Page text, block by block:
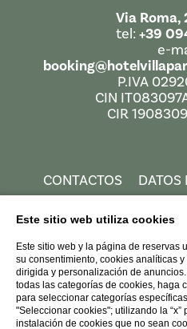
Via Roma,
tel: +39
e-
P.IVA
CIN
CIR
CONTACTOS DATOS
Este sitio web utiliza cookies
Este sitio web y la página de reservas
su consentimiento, cookies analíticas
dirigida y personalización de
todas las categorías de cookies, haga
para seleccionar categorías
"Seleccionar cookies"; utilizando la
instalación de cookies que no sean